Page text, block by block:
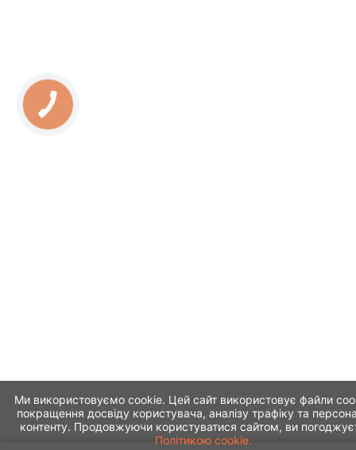
Ми використовуємо cookie. Цей сайт використовує файли
покращення досвіду користувача, аналізу трафіку та
контенту. Продовжуючи користуватися сайтом, ви
Політикою cookie.